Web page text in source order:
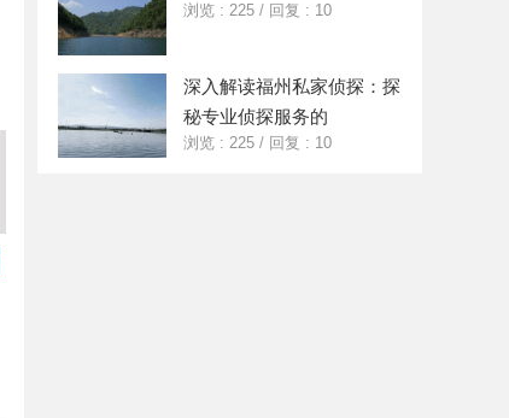
浏览 : 225 / 回复 : 10
深入解读福州私家侦探：探
秘专业侦探服务的
浏览 : 225 / 回复 : 10